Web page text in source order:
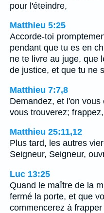
pour l'éteindre,
Matthieu 5:25
Accorde-toi
pendant que tu es en
ne te livre au juge, que
de justice, et que tu ne
Matthieu 7:7,8
Demandez, et l'on
vous trouverez;
Matthieu 25:11,12
Plus tard, les autres
Seigneur, Seigneur,
Luc 13:25
Quand le maître de la
fermé la porte, et que
commencerez à